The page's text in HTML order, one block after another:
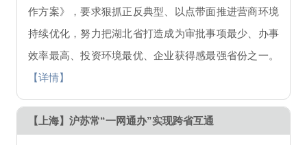
作方案》，要求狠抓正反典型、以点带面推进营商环境
持续优化，努力把湖北省打造成为审批事项最少、办事
效率最高、投资环境最优、企业获得感最强省份之一。
【详情】
【上海】 沪苏常“一网通办”实现跨省互通